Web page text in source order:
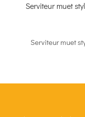
Serviteur muet
Serviteur muet